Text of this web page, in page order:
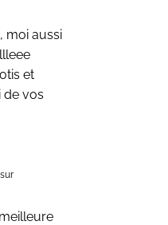
moi aussi
et
de vos
sur